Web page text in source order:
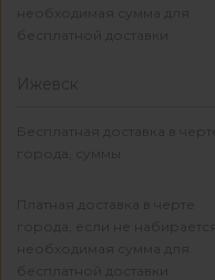
необходимая сумма для
бесплатной доставки
Ижевск
Бесплатная доставка в черте
города, суммы
Платная доставка в черте
города, если не набирается
необходимая сумма для
бесплатной доставки